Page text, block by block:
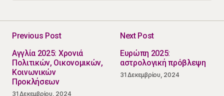
Previous Post
Αγγλία 2025: Χρονιά
Πολιτικών, Οικονομικών,
Κοινωνικών
Προκλήσεων
31 Δεκεμβρίου, 2024
Next Post
Ευρώπη 2025:
αστρολογική πρόβλεψη
31 Δεκεμβρίου, 2024